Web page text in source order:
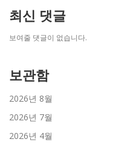
최신 댓글
보여줄 댓글이 없습니다.
보관함
2026년 8월
2026년 7월
2026년 4월